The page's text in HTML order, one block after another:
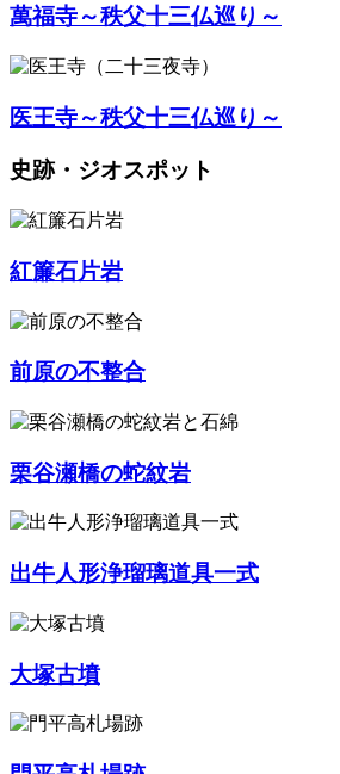
萬福寺～秩父十三仏巡り～
医王寺～秩父十三仏巡り～
史跡・ジオスポット
紅簾石片岩
前原の不整合
栗谷瀬橋の蛇紋岩
出牛人形浄瑠璃道具一式
大塚古墳